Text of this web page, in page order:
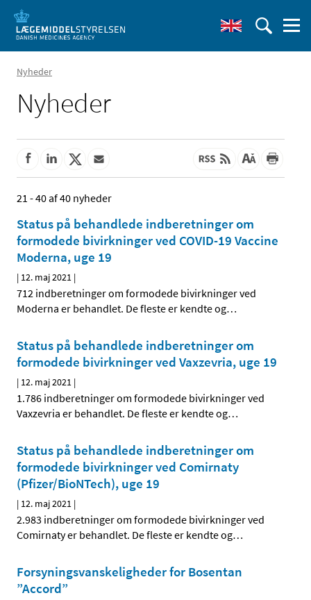
Nyheder
Nyheder
21 - 40 af 40 nyheder
Status på behandlede indberetninger om
formodede bivirkninger ved COVID-19 Vaccine
Moderna, uge 19
| 12. maj 2021 |
712 indberetninger om formodede bivirkninger ved
Moderna er behandlet. De fleste er kendte og…
Status på behandlede indberetninger om
formodede bivirkninger ved Vaxzevria, uge 19
| 12. maj 2021 |
1.786 indberetninger om formodede bivirkninger ved
Vaxzevria er behandlet. De fleste er kendte og…
Status på behandlede indberetninger om
formodede bivirkninger ved Comirnaty
(Pfizer/BioNTech), uge 19
| 12. maj 2021 |
2.983 indberetninger om formodede bivirkninger ved
Comirnaty er behandlet. De fleste er kendte og…
Forsyningsvanskeligheder for Bosentan
”Accord”